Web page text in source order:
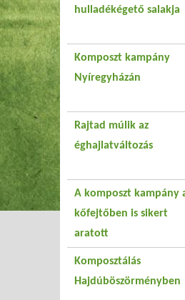
hulladékégető salakja
Komposzt kampány
Nyíregyházán
Rajtad múlik az
éghajlatváltozás
A komposzt kampány
kőfejtőben is sikert
aratott
Komposztálás
Hajdúböszörményben